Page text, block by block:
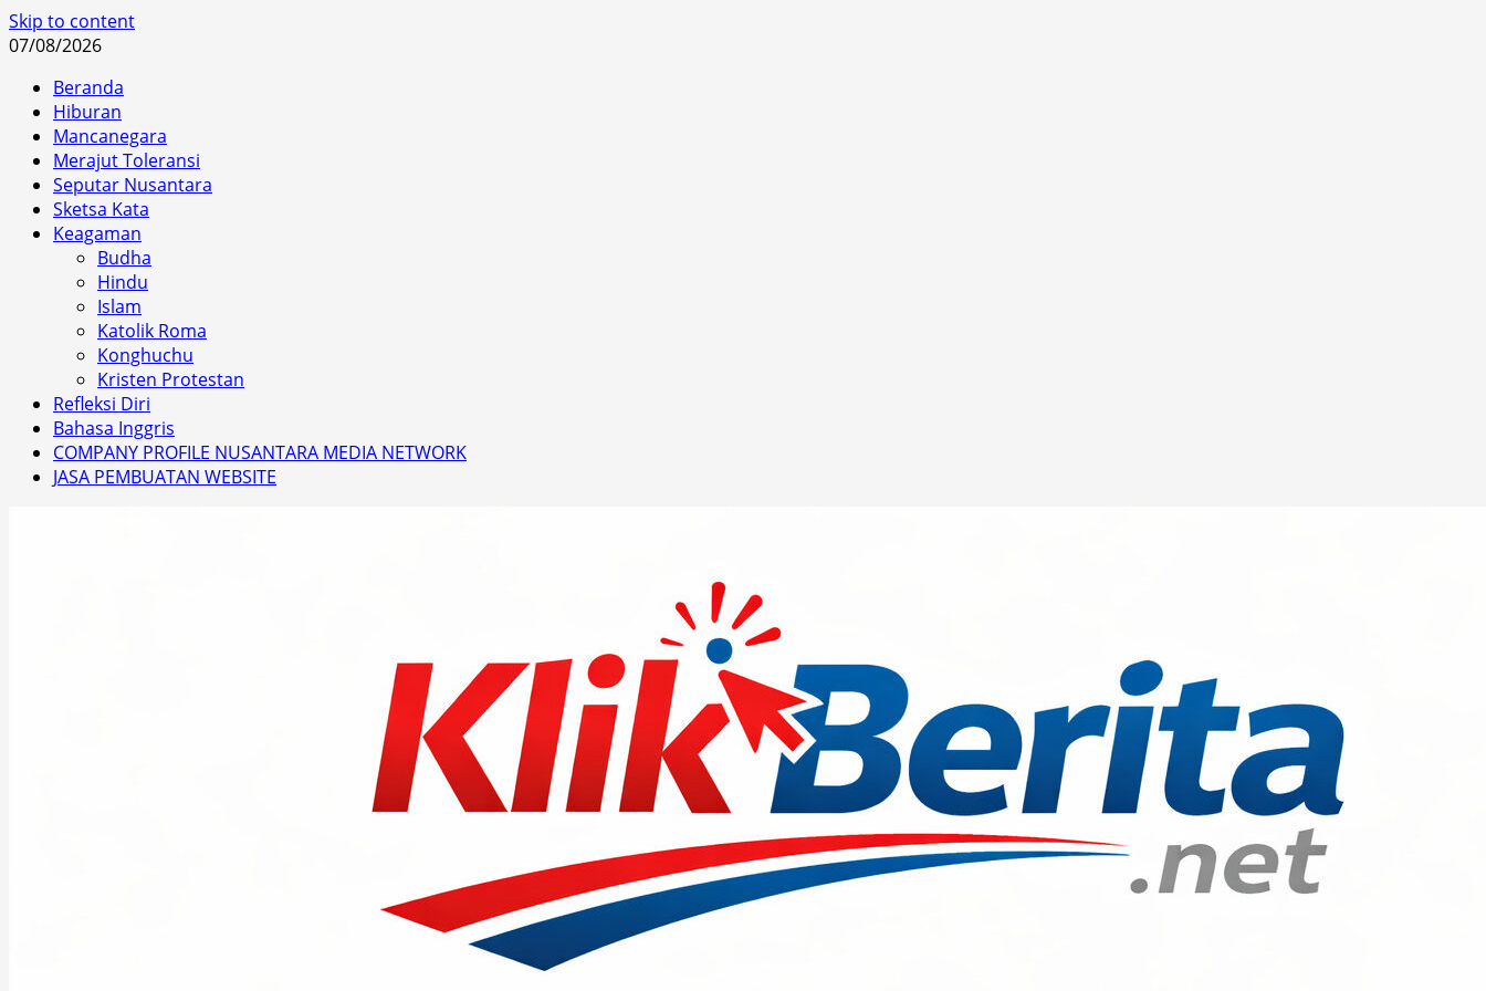
Skip to content
07/08/2026
Beranda
Hiburan
Mancanegara
Merajut Toleransi
Seputar Nusantara
Sketsa Kata
Keagaman
Budha
Hindu
Islam
Katolik Roma
Konghuchu
Kristen Protestan
Refleksi Diri
Bahasa Inggris
COMPANY PROFILE NUSANTARA MEDIA NETWORK
JASA PEMBUATAN WEBSITE